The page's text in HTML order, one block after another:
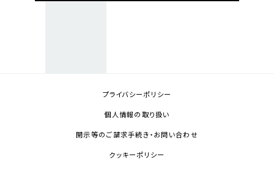
プライバシーポリシー
個人情報の取り扱い
開示等のご請求手続き・お問い合わせ
クッキーポリシー